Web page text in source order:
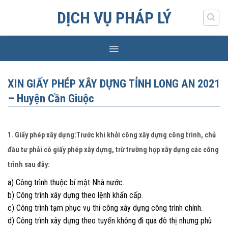
DỊCH VỤ PHÁP LÝ
XIN GIẤY PHÉP XÂY DỰNG TỈNH LONG AN 2021
– Huyện Cần Giuộc
1. Giấy phép xây dựng:Trước khi khởi công xây dựng công trình, chủ
đầu tư phải có giấy phép xây dựng, trừ trường hợp xây dựng các công
trình sau đây:
a) Công trình thuộc bí mật Nhà nước.
b) Công trình xây dựng theo lệnh khẩn cấp.
c) Công trình tạm phục vụ thi công xây dựng công trình chính.
d) Công trình xây dựng theo tuyến không đi qua đô thị nhưng phù